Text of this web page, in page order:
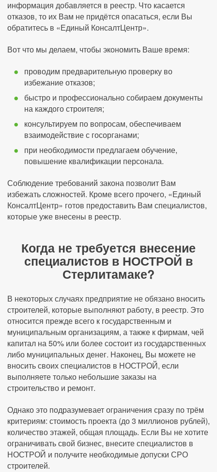
информация добавляется в реестр. Что касается
отказов, то их Вам не придётся опасаться, если Вы
обратитесь в «Единый КонсалтЦентр».
Вот что мы делаем, чтобы экономить Ваше время:
проводим предварительную проверку во
избежание отказов;
быстро и профессионально собираем документы
на каждого строителя;
консультируем по вопросам, обеспечиваем
взаимодействие с госорганами;
при необходимости предлагаем обучение,
повышение квалификации персонала.
Соблюдение требований закона позволит Вам
избежать сложностей. Кроме всего прочего, «Единый
КонсалтЦентр» готов предоставить Вам специалистов,
которые уже внесены в реестр.
Когда не требуется внесение
специалистов в НОСТРОЙ в
Стерлитамаке?
В некоторых случаях предприятие не обязано вносить
строителей, которые выполняют работу, в реестр. Это
относится прежде всего к государственным и
муниципальным организациям, а также к фирмам, чей
капитал на 50% или более состоит из государственных
либо муниципальных денег. Наконец, Вы можете не
вносить своих специалистов в НОСТРОЙ, если
выполняете только небольшие заказы на
строительство и ремонт.
Однако это подразумевает ограничения сразу по трём
критериям: стоимость проекта (до 3 миллионов рублей),
количество этажей, общая площадь. Если Вы не хотите
ограничивать свой бизнес, внесите специалистов в
НОСТРОЙ и получите необходимые допуски СРО
строителей.